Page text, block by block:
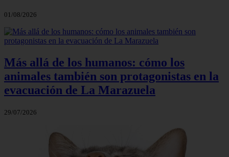
01/08/2026
Más allá de los humanos: cómo los
animales también son protagonistas en la
evacuación de La Marazuela
29/07/2026